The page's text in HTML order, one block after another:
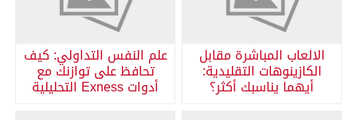
الالعاب المباشرة مقابل
الكازينوهات التقليدية:
أيهما يناسبك أكثر؟
علم النفس التداولي: كيف
تحافظ على توازنك مع
أدوات Exness التحليلية